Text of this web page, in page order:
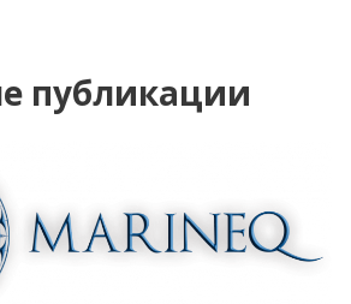
публикации